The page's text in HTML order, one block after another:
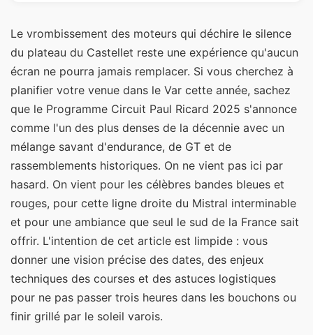
Le vrombissement des moteurs qui déchire le silence
du plateau du Castellet reste une expérience qu'aucun
écran ne pourra jamais remplacer. Si vous cherchez à
planifier votre venue dans le Var cette année, sachez
que le Programme Circuit Paul Ricard 2025 s'annonce
comme l'un des plus denses de la décennie avec un
mélange savant d'endurance, de GT et de
rassemblements historiques. On ne vient pas ici par
hasard. On vient pour les célèbres bandes bleues et
rouges, pour cette ligne droite du Mistral interminable
et pour une ambiance que seul le sud de la France sait
offrir. L'intention de cet article est limpide : vous
donner une vision précise des dates, des enjeux
techniques des courses et des astuces logistiques
pour ne pas passer trois heures dans les bouchons ou
finir grillé par le soleil varois.